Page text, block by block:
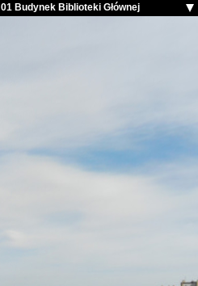
01 Budynek Biblioteki Głównej